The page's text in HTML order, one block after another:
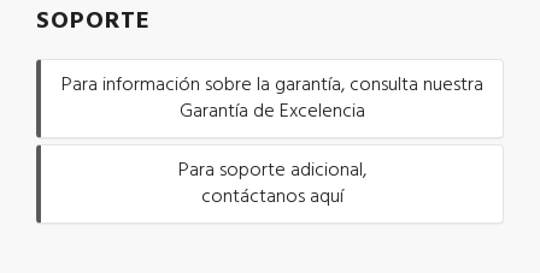
SOPORTE
Para información sobre la garantía, consulta nuestra
Garantía de Excelencia
Para soporte adicional,
contáctanos aquí